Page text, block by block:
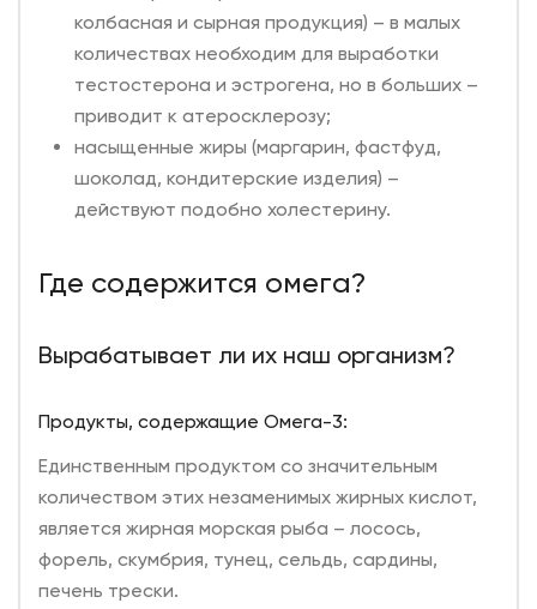
колбасная и сырная продукция) – в малых
количествах необходим для выработки
тестостерона и эстрогена, но в больших –
приводит к атеросклерозу;
насыщенные жиры (маргарин, фастфуд,
шоколад, кондитерские изделия) –
действуют подобно холестерину.
Где содержится омега?
Вырабатывает ли их наш организм?
Продукты, содержащие Омега-3:
Единственным продуктом со значительным
количеством этих незаменимых жирных кислот,
является жирная морская рыба – лосось,
форель, скумбрия, тунец, сельдь, сардины,
печень трески.